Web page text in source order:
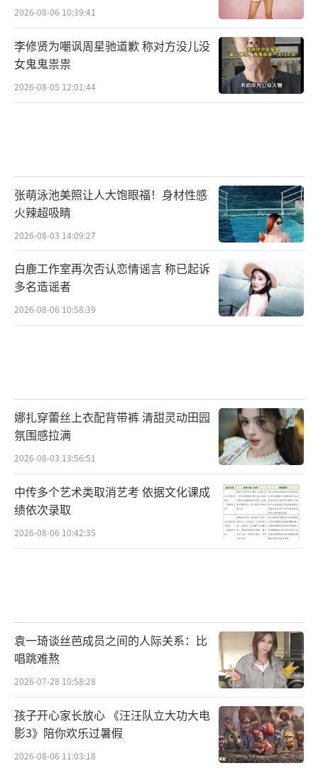
2026-08-06 10:39:41
李修贤为嘲讽周星驰道歉 称对方没儿没
女鬼鬼祟祟
2026-08-05 12:01:44
张萌泳池美照让人大饱眼福！身材性感
火辣超吸睛
2026-08-03 14:09:27
白鹿工作室再次否认恋情谣言 称已起诉
多名造谣者
2026-08-06 10:58:39
娜扎穿蕾丝上衣配背带裤 清甜灵动田园
氛围感拉满
2026-08-03 13:56:51
中传多个艺术类取消艺考 依据文化课成
绩依次录取
2026-08-06 10:42:35
袁一琦谈丝芭成员之间的人际关系：比
唱跳难熬
2026-07-28 10:58:28
孩子开心家长放心 《汪汪队立大功大电
影3》陪你欢乐过暑假
2026-08-06 11:03:18